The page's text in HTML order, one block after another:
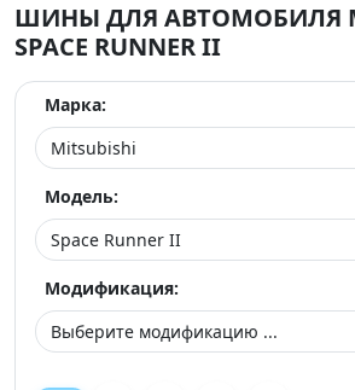
ШИНЫ ДЛЯ АВТОМОБИЛЯ
SPACE RUNNER II
Марка:
Модель:
Модификация: